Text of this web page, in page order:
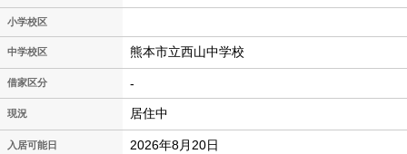
小学校区
中学校区 熊本市立西山中学校
借家区分 -
現況 居住中
入居可能日 2026年8月20日